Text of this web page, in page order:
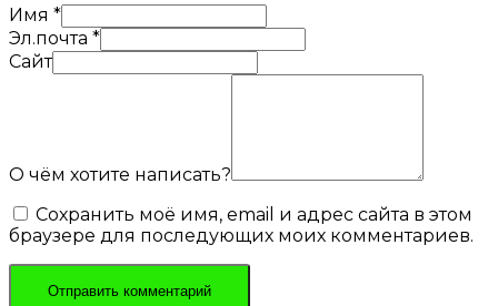
Имя *
Эл.почта *
Сайт
О чём хотите написать?
Сохранить моё имя, email и адрес сайта в этом
браузере для последующих моих комментариев.